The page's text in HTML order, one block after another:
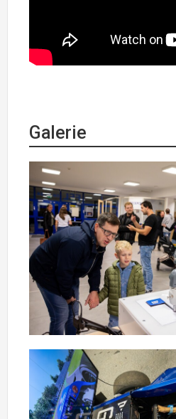
Galerie